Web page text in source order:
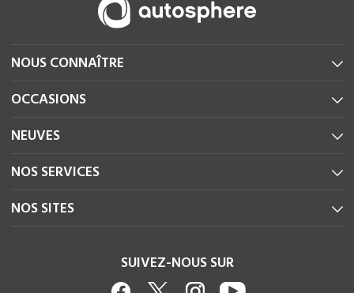
NOUS CONNAÎTRE
OCCASIONS
NEUVES
NOS SERVICES
NOS SITES
SUIVEZ-NOUS SUR